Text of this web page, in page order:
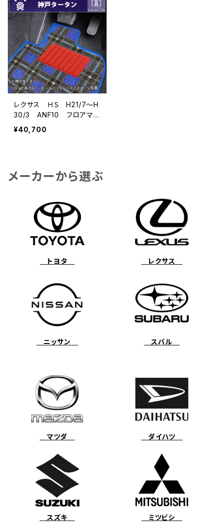
レクサス ＨＳ H21/7〜H
30/3 ANF10 フロアマッ
ト一式 カーマット 神戸
タータン 特別受注生産品
¥40,700
メーカーから選ぶ
トヨタ レクサス
ニッサン スバル
マツダ ダイハツ
スズキ ミツビシ